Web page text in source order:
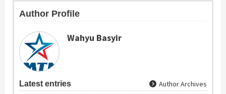
Author Profile
Wahyu Basyir
Latest entries Author Archives